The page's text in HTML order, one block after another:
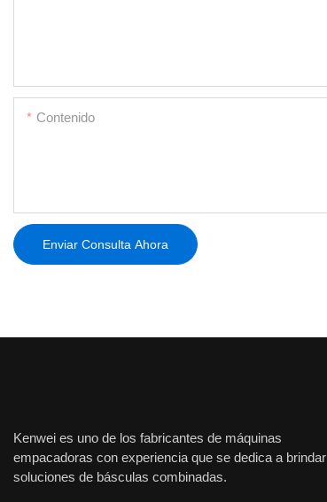
Contenido
Enviar Consulta Ahora
Kenwei es uno de los fabricantes de máquinas
empacadoras con experiencia que se dedica a brindar
soluciones de básculas combinadas.